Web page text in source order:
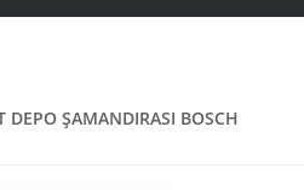
DEPO ŞAMANDIRASI BOSCH